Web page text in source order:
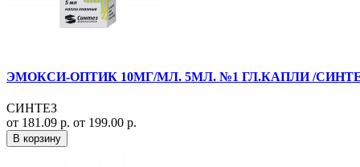
ЭМОКСИ-ОПТИК 10МГ/МЛ. 5МЛ. №1 ГЛ.КАПЛИ /
СИНТЕЗ
от 181.09 р. от 199.00 р.
В корзину